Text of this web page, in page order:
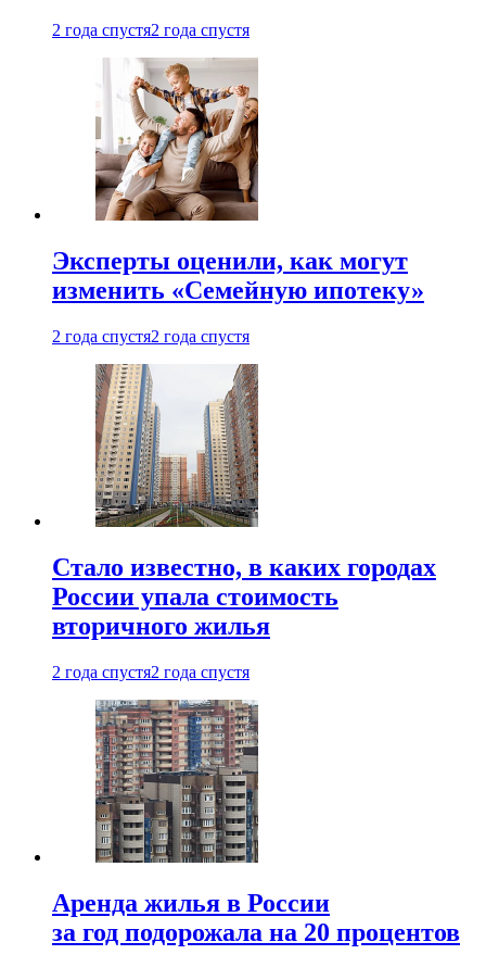
2 года спустя2 года спустя
Эксперты оценили, как могут
изменить «Семейную ипотеку»
2 года спустя2 года спустя
Стало известно, в каких городах
России упала стоимость
вторичного жилья
2 года спустя2 года спустя
Аренда жилья в России
за год подорожала на 20 процентов